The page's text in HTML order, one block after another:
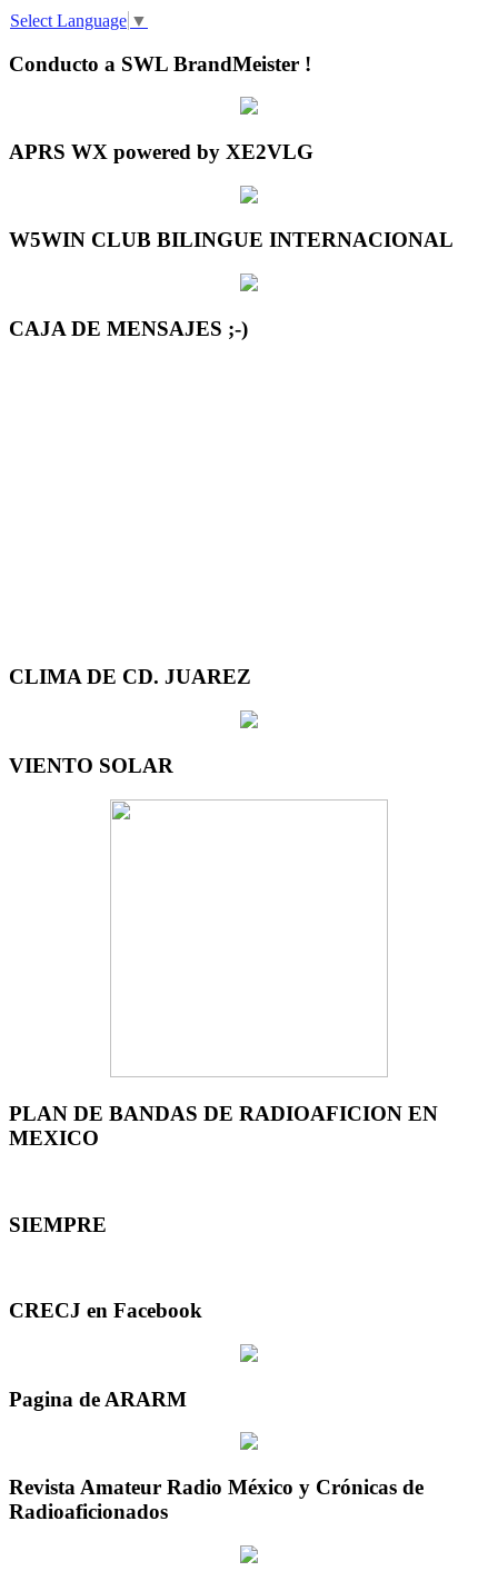
Select Language ▼
Conducto a SWL BrandMeister !
APRS WX powered by XE2VLG
W5WIN CLUB BILINGUE INTERNACIONAL
CAJA DE MENSAJES ;-)
CLIMA DE CD. JUAREZ
VIENTO SOLAR
PLAN DE BANDAS DE RADIOAFICION EN
MEXICO
SIEMPRE
CRECJ en Facebook
Pagina de ARARM
Revista Amateur Radio México y Crónicas de
Radioaficionados